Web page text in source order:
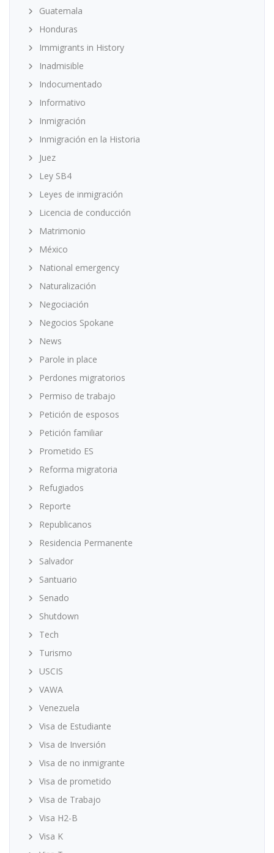
Guatemala
Honduras
Immigrants in History
Inadmisible
Indocumentado
Informativo
Inmigración
Inmigración en la Historia
Juez
Ley SB4
Leyes de inmigración
Licencia de conducción
Matrimonio
México
National emergency
Naturalización
Negociación
Negocios Spokane
News
Parole in place
Perdones migratorios
Permiso de trabajo
Petición de esposos
Petición familiar
Prometido ES
Reforma migratoria
Refugiados
Reporte
Republicanos
Residencia Permanente
Salvador
Santuario
Senado
Shutdown
Tech
Turismo
USCIS
VAWA
Venezuela
Visa de Estudiante
Visa de Inversión
Visa de no inmigrante
Visa de prometido
Visa de Trabajo
Visa H2-B
Visa K